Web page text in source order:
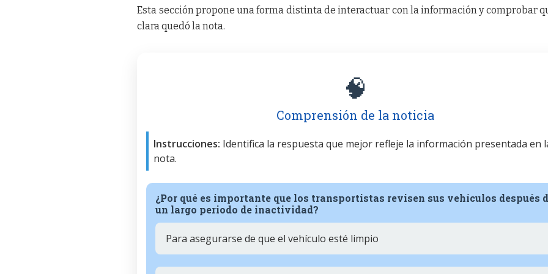
Esta sección propone una forma distinta de interactuar con la información y comprobar
clara quedó la nota.
🧠
Comprensión de la noticia
Instrucciones: Identifica la respuesta que mejor refleje la información presentada en
nota.
¿Por qué es importante que los transportistas revisen sus vehículos después
un largo periodo de inactividad?
Para asegurarse de que el vehículo esté limpio